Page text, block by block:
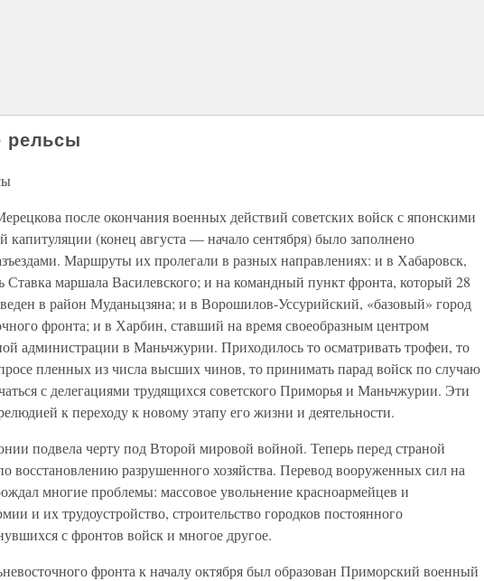
рельсы
после окончания военных действий советских войск с японскими
капитуляции (конец августа — начало сентября) было заполнено
Маршруты их пролегали в разных направлениях: и в Хабаровск,
Ставка маршала Василевского; и на командный пункт фронта, который 28
в район Муданьцзяна; и в Ворошилов-Уссурийский, «базовый» город
фронта; и в Харбин, ставший на время своеобразным центром
администрации в Маньчжурии. Приходилось то осматривать трофеи, то
пленных из числа высших чинов, то принимать парад войск по случаю
с делегациями трудящихся советского Приморья и Маньчжурии. Эти
к переходу к новому этапу его жизни и деятельности.
подвела черту под Второй мировой войной. Теперь перед страной
восстановлению разрушенного хозяйства. Перевод вооруженных сил на
многие проблемы: массовое увольнение красноармейцев и
и их трудоустройство, строительство городков постоянного
с фронтов войск и многое другое.
фронта к началу октября был образован Приморский военный